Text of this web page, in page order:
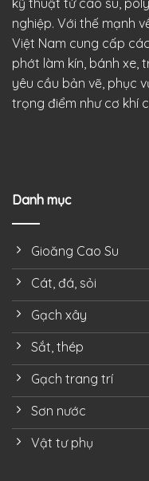
nghiệp. Với thế mạnh
Việt Nam cung cấp
phớt làm kín, bánh xe,
yêu cầu bản vẽ, phục
trọng điểm như cơ khí
Danh mục
Gioăng Cao Su
Cát, đá, sỏi
Gạch xây
Sắt, thép
Gạch trang trí
Sơn nước
Vật tư phụ